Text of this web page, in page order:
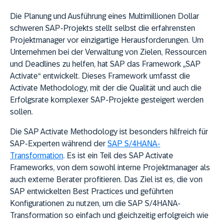
Die Planung und Ausführung eines Multimillionen Dollar
schweren SAP-Projekts stellt selbst die erfahrensten
Projektmanager vor einzigartige Herausforderungen. Um
Unternehmen bei der Verwaltung von Zielen, Ressourcen
und Deadlines zu helfen, hat SAP das Framework „SAP
Activate“ entwickelt. Dieses Framework umfasst die
Activate Methodology, mit der die Qualität und auch die
Erfolgsrate komplexer SAP-Projekte gesteigert werden
sollen.
Die SAP Activate Methodology ist besonders hilfreich für
SAP-Experten während der SAP S/4HANA-
Transformation. Es ist ein Teil des SAP Activate
Frameworks, von dem sowohl interne Projektmanager als
auch externe Berater profitieren. Das Ziel ist es, die von
SAP entwickelten Best Practices und geführten
Konfigurationen zu nutzen, um die SAP S/4HANA-
Transformation so einfach und gleichzeitig erfolgreich wie